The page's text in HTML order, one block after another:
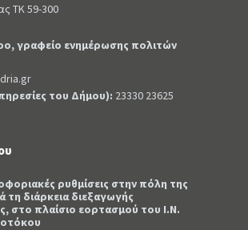
ΤΚ 59-300
γραφείο ενημέρωσης πολιτών
του Δήμου): 23330 23625
ρυθμίσεις στην πόλη της
τη διάρκεια διεξαγωγής
στο πλαίσιο εορτασμού του Ι.Ν.